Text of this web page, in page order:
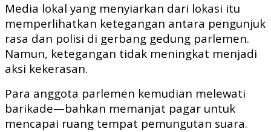
Media lokal yang menyiarkan dari lokasi itu
memperlihatkan ketegangan antara pengunjuk
rasa dan polisi di gerbang gedung parlemen.
Namun, ketegangan tidak meningkat menjadi
aksi kekerasan.
Para anggota parlemen kemudian melewati
barikade—bahkan memanjat pagar untuk
mencapai ruang tempat pemungutan suara.